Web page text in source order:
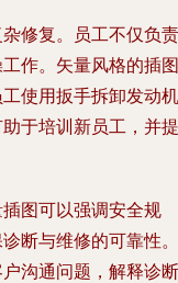
修复。员工不仅负责
作。矢量风格的插图
使用扳手拆卸发动机
于培训新员工，并提
图可以强调安全规
断与维修的可靠性。
沟通问题，解释诊断